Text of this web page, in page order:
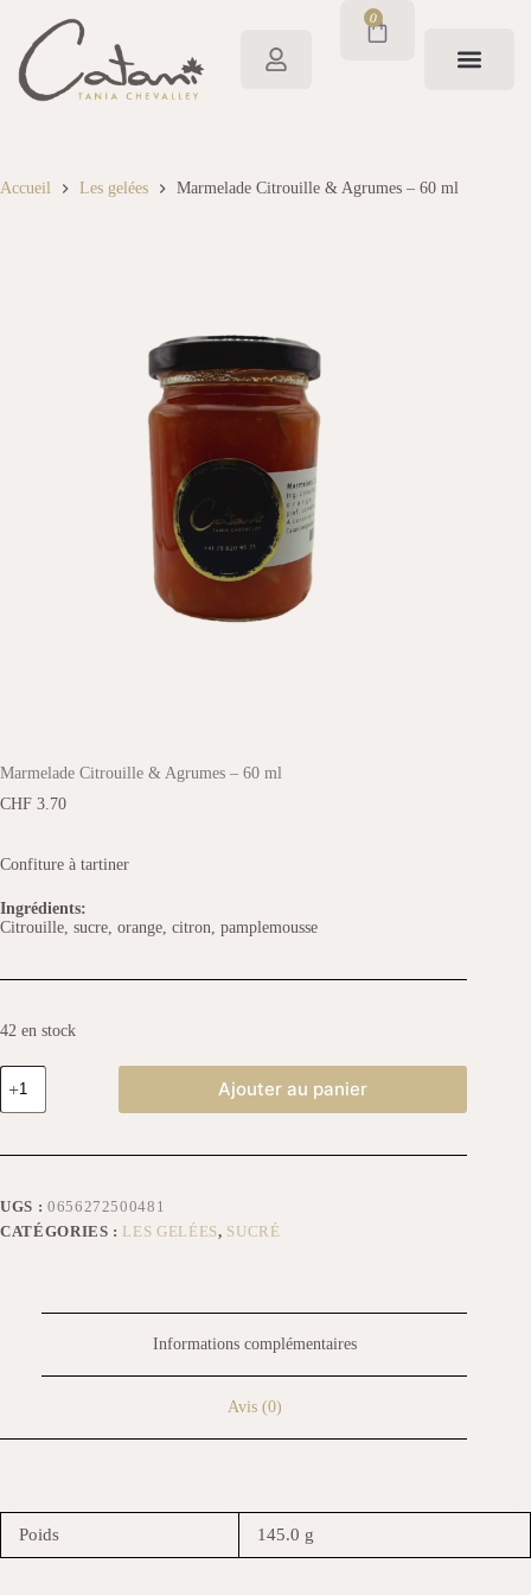
0
Accueil Les gelées Marmelade Citrouille & Agrumes – 60 ml
Marmelade Citrouille & Agrumes – 60 ml
CHF 3.70
Confiture à tartiner
Ingrédients:
Citrouille, sucre, orange, citron, pamplemousse
42 en stock
Ajouter au panier
UGS : 0656272500481
CATÉGORIES : LES GELÉES, SUCRÉ
Informations complémentaires
Avis (0)
Poids 145.0 g